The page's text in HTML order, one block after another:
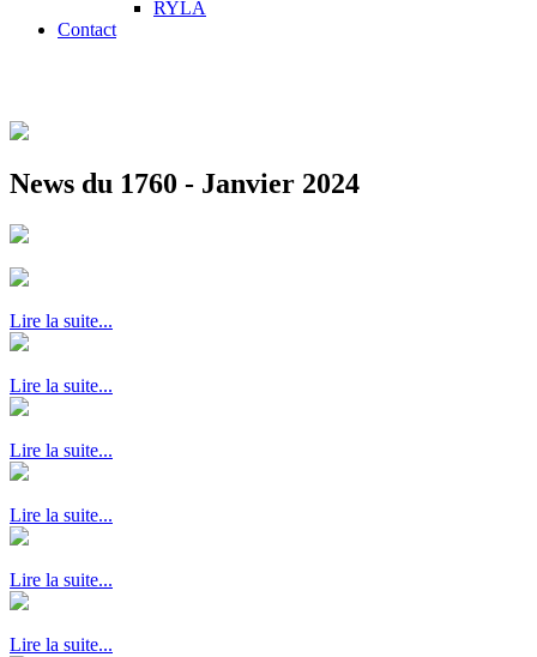
RYLA
Contact
News du 1760 - Janvier 2024
Lire la suite...
Lire la suite...
Lire la suite...
Lire la suite...
Lire la suite...
Lire la suite...